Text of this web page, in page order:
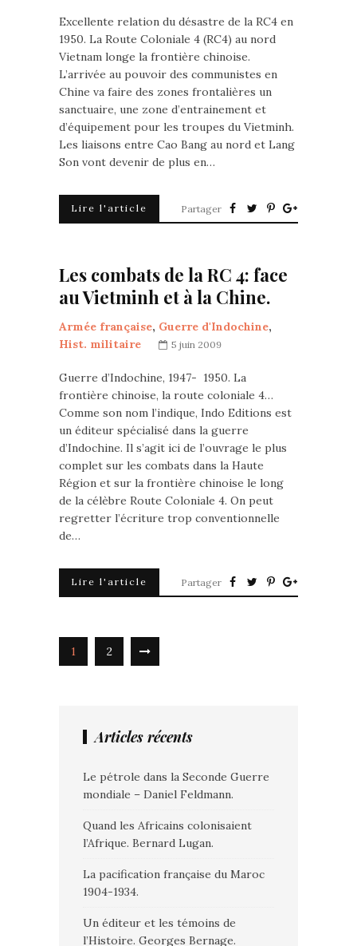
Excellente relation du désastre de la RC4 en
1950. La Route Coloniale 4 (RC4) au nord
Vietnam longe la frontière chinoise.
L’arrivée au pouvoir des communistes en
Chine va faire des zones frontalières un
sanctuaire, une zone d’entrainement et
d’équipement pour les troupes du Vietminh.
Les liaisons entre Cao Bang au nord et Lang
Son vont devenir de plus en…
Lire l'article Partager
Les combats de la RC 4: face
au Vietminh et à la Chine.
Armée française, Guerre d'Indochine,
Hist. militaire
5 juin 2009
Guerre d’Indochine, 1947- 1950. La
frontière chinoise, la route coloniale 4…
Comme son nom l’indique, Indo Editions est
un éditeur spécialisé dans la guerre
d’Indochine. Il s’agit ici de l’ouvrage le plus
complet sur les combats dans la Haute
Région et sur la frontière chinoise le long
de la célèbre Route Coloniale 4. On peut
regretter l’écriture trop conventionnelle
de…
Lire l'article Partager
1 2
Articles récents
Le pétrole dans la Seconde Guerre
mondiale – Daniel Feldmann.
Quand les Africains colonisaient
l’Afrique. Bernard Lugan.
La pacification française du Maroc
1904-1934.
Un éditeur et les témoins de
l’Histoire. Georges Bernage.